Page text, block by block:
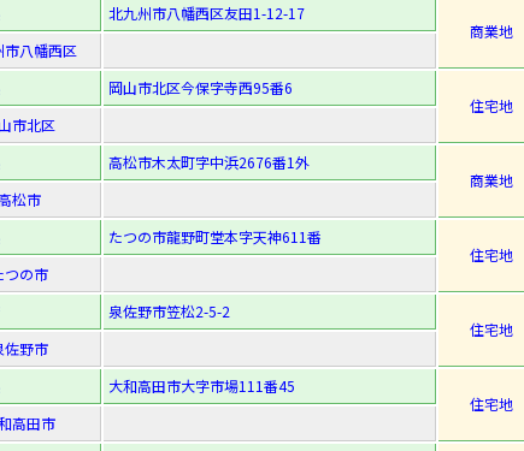
北九州市八幡西区友田1-12-17
商業地
市八幡西区
岡山市北区今保字寺西95番6
住宅地
市北区
高松市木太町字中浜2676番1外
商業地
松市
たつの市龍野町堂本字天神611番
住宅地
つの市
泉佐野市笠松2-5-2
住宅地
佐野市
大和高田市大字市場111番45
住宅地
高田市